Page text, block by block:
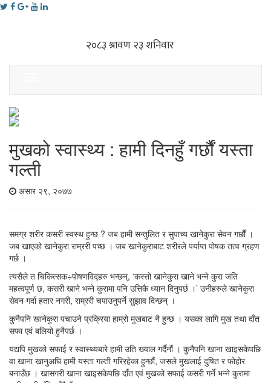
मुखको स्वास्थ्य : हामी दिनहुँ गर्छौं यस्ता
गल्ती
असार २९, २०७७
समग्र शरीर कसरी स्वस्थ हुन्छ ? जब हामी सन्तुलित र सुपाच्य खानेकुरा सेवन गर्छौं ।
जब खाएको खानेकुरा राम्ररी पच्छ । जब खानेकुराबाट शरीरले पर्याप्त पोषक तत्व ग्रहण
गर्छ ।
त्यसैले त चिकित्सक÷पोषणविद्हरु भन्छन्, ‘कस्तो खानेकुरा खाने भन्ने कुरा जति
महत्वपूर्ण छ, कसरी खाने भन्ने कुरामा पनि उत्तिकै ध्यान दिनुपर्छ ।’ उनीहरुले खानेकुरा
सेवन गर्दा हतार नगरी, राम्ररी चपाउनुपर्ने सुझाव दिन्छन् ।
कुनैपनि खानेकुरा पचाउने प्रक्रिया हाम्रो मुखबाट नै हुन्छ । यसका लागि मुख तथा दाँत
सफा एवं बलियो हुनैपर्छ ।
यद्यपि मुखको सफाई र स्वास्थ्यबारे हामी उति ख्याल गर्दैनौं । कुनैपनि खाना खाइसकेपछि
वा खाना खानुअघि हामी यस्ता गल्ती गरिरहेका हुन्छौं, जसले मुखलाई दुषित र फोहोर
बनाउँछ । खासगरी खाना खाइसकेपछि दाँत एवं मुखको सफाई कसरी गर्ने भन्ने कुरामा